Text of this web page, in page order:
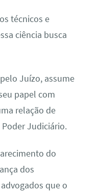
técnicos e
ciência busca
Juízo, assume
papel com
relação de
Judiciário.
do
dos
que o